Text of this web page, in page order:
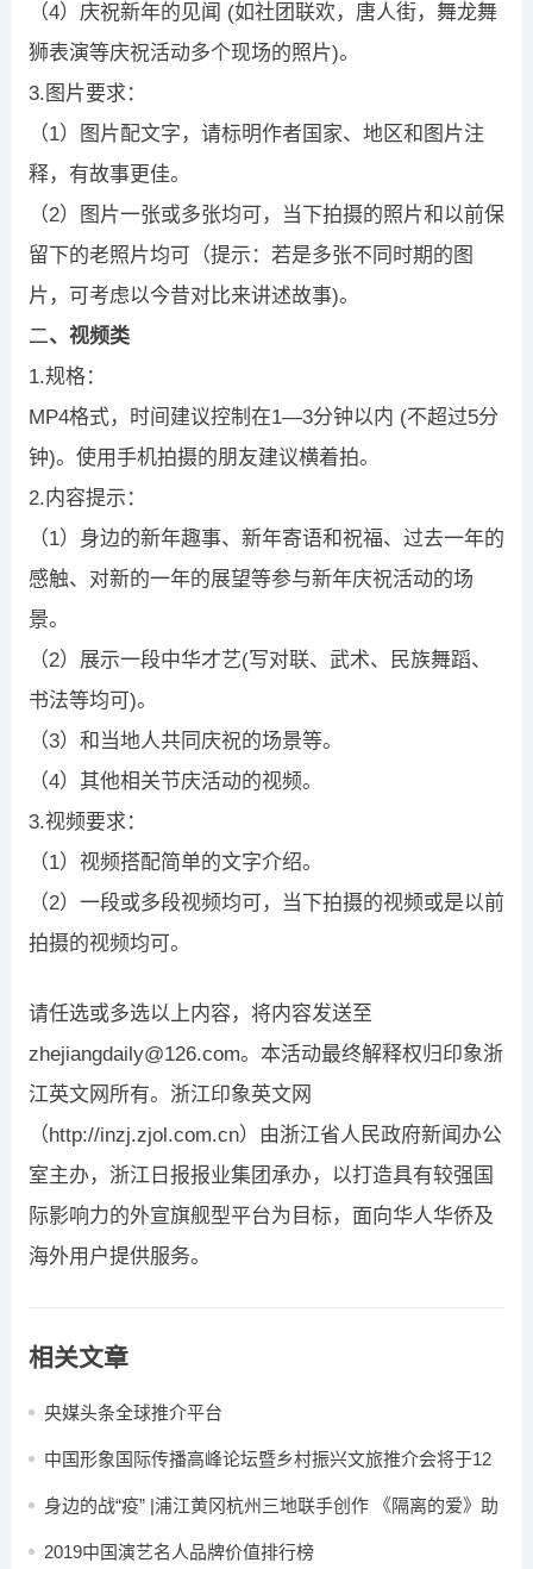
（4）庆祝新年的见闻 (如社团联欢，唐人街，舞龙舞
狮表演等庆祝活动多个现场的照片)。
3.图片要求：
（1）图片配文字，请标明作者国家、地区和图片注
释，有故事更佳。
（2）图片一张或多张均可，当下拍摄的照片和以前保
留下的老照片均可（提示：若是多张不同时期的图
片，可考虑以今昔对比来讲述故事)。
二、视频类
1.规格：
MP4格式，时间建议控制在1—3分钟以内 (不超过5分
钟)。使用手机拍摄的朋友建议横着拍。
2.内容提示：
（1）身边的新年趣事、新年寄语和祝福、过去一年的
感触、对新的一年的展望等参与新年庆祝活动的场
景。
（2）展示一段中华才艺(写对联、武术、民族舞蹈、
书法等均可)。
（3）和当地人共同庆祝的场景等。
（4）其他相关节庆活动的视频。
3.视频要求：
（1）视频搭配简单的文字介绍。
（2）一段或多段视频均可，当下拍摄的视频或是以前
拍摄的视频均可。
请任选或多选以上内容，将内容发送至
zhejiangdaily@126.com。本活动最终解释权归印象浙
江英文网所有。浙江印象英文网
（http://inzj.zjol.com.cn）由浙江省人民政府新闻办公
室主办，浙江日报报业集团承办，以打造具有较强国
际影响力的外宣旗舰型平台为目标，面向华人华侨及
海外用户提供服务。
相关文章
央媒头条全球推介平台
中国形象国际传播高峰论坛暨乡村振兴文旅推介会将于12
月在中国澳门举办
身边的战“疫” |浦江黄冈杭州三地联手创作 《隔离的爱》助
力抗击疫情
2019中国演艺名人品牌价值排行榜